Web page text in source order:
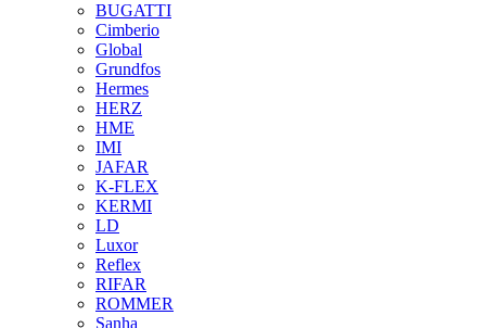
BUGATTI
Cimberio
Global
Grundfos
Hermes
HERZ
HME
IMI
JAFAR
K-FLEX
KERMI
LD
Luxor
Reflex
RIFAR
ROMMER
Sanha